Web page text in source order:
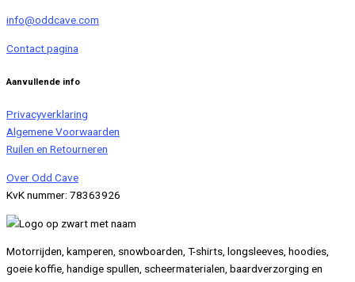
info@oddcave.com
Contact pagina
Aanvullende info
Privacyverklaring
Algemene Voorwaarden
Ruilen en Retourneren
Over Odd Cave
KvK nummer: 78363926
Motorrijden, kamperen, snowboarden, T-shirts, longsleeves, hoodies,
goeie koffie, handige spullen, scheermaterialen, baardverzorging en